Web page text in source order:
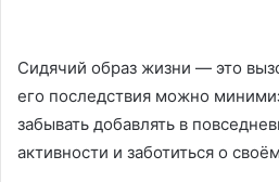
Сидячий образ жизни — это
его последствия можно
забывать добавлять в
активности и заботиться о